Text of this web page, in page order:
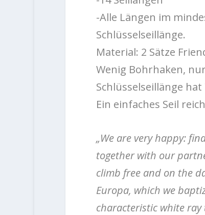
-Alle Längen im
Schlüsselseillänge.
Material: 2 Sätze
Wenig Bohrhaken,
Schlüsselseillänge
Ein einfaches Seil
„We are very happy:
together with our
climb free and on the
Europa, which we
characteristic white